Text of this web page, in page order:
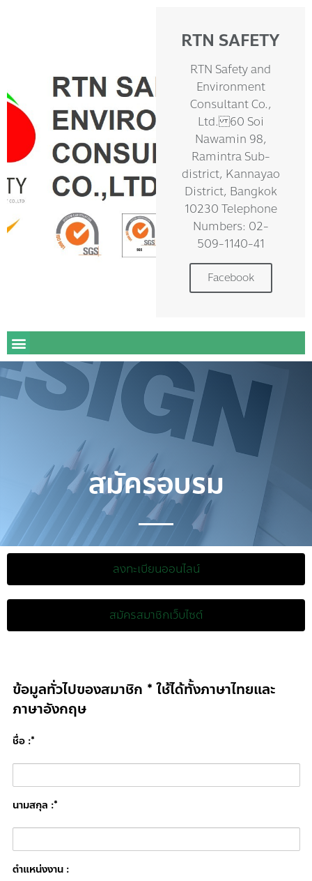
RTN SAFETY
RTN Safety and
Environment
Consultant Co.,
Ltd. 60 Soi
Nawamin 98,
Ramintra Sub-
district, Kannayao
District, Bangkok
10230 Telephone
Numbers: 02-
509-1140-41
Facebook
สมัครอบรม
ลงทะเบียนออนไลน์
สมัครสมาชิกเว็บไซต์
ข้อมูลทั่วไปของสมาชิก * ใช้ได้ทั้งภาษาไทยและ
ภาษาอังกฤษ
ชื่อ :*
นามสกุล :*
ตำแหน่งงาน :